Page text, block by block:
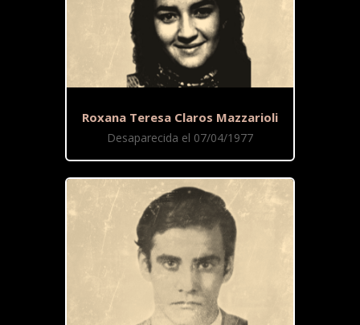
Roxana Teresa Claros Mazzarioli
Desaparecida el 07/04/1977